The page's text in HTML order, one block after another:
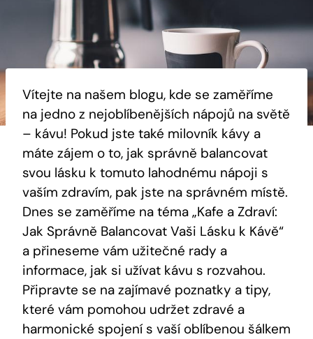
Vítejte na našem blogu, kde se zaměříme
na jedno z nejoblíbenějších nápojů na světě
– kávu! Pokud jste také milovník kávy a
máte zájem o to, jak správně balancovat
svou lásku k tomuto lahodnému nápoji s
vaším zdravím, pak jste na správném místě.
Dnes se zaměříme na téma „Kafe a Zdraví:
Jak Správně Balancovat Vaši Lásku k Kávě“
a přineseme vám užitečné rady a
informace, jak si užívat kávu s rozvahou.
Připravte se na zajímavé poznatky a tipy,
které vám pomohou udržet zdravé a
harmonické spojení s vaší oblíbenou šálkem